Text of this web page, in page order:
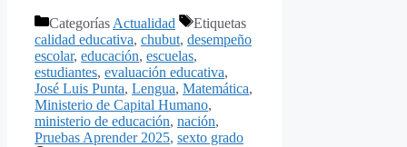
CategoríasActualidad
Etiquetas
calidad educativa, chubut, desempeño
escolar, educación, escuelas,
estudiantes, evaluación educativa,
José Luis Punta, Lengua, Matemática,
Ministerio de Capital Humano,
ministerio de educación, nación,
Pruebas Aprender 2025, sexto grado